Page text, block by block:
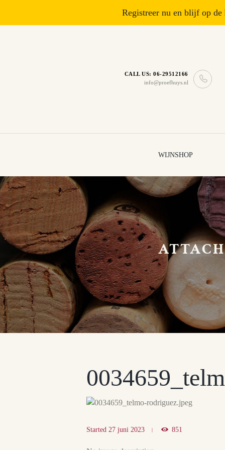
CALL US: 06-29512166
info@proefhuys.nl
WIJNSHOP
Started 27 juni 2023 851
Registreer nu en blijf op de